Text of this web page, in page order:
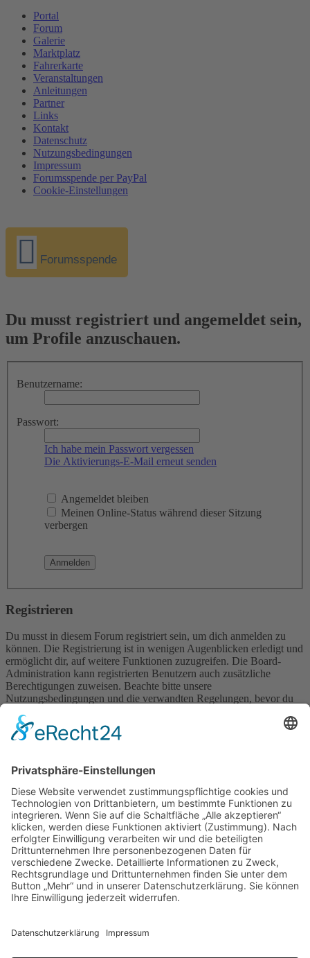
Portal
Forum
Galerie
Marktplatz
Fahrerkarte
Veranstaltungen
Anleitungen
Partner
Links
Kontakt
Datenschutz
Nutzungsbedingungen
Impressum
Forumsspende per PayPal
Cookie-Einstellungen
Forumsspende
Du musst registriert und angemeldet sein,
um Profile anzuschauen.
Benutzername:
Passwort:
Ich habe mein Passwort vergessen
Die Aktivierungs-E-Mail erneut senden
Angemeldet bleiben
Meinen Online-Status während dieser Sitzung
verbergen
Registrieren
Du musst in diesem Forum registriert sein, um dich anmelden zu
können. Die Registrierung ist in wenigen Augenblicken erledigt und
ermöglicht dir, auf weitere Funktionen zuzugreifen. Die Board-
Administration kann registrierten Benutzern auch zusätzliche
Berechtigungen zuweisen. Beachte bitte unsere
Nutzungsbedingungen und die verwandten Regelungen, bevor du
wenn du dich in diesem Board bewegst.
Foren-Übersicht
Alle Zeiten sindUTC+02:00
Alle Cookies löschen
Powered byphpBB® Forum Software © phpBB Limited
Deutsche Übersetzung durchphpBB.de
Datenschutz |Nutzungsbedingungen
Time: 0.008s| Peak Memory Usage: 10.36 MiB | GZIP: Off